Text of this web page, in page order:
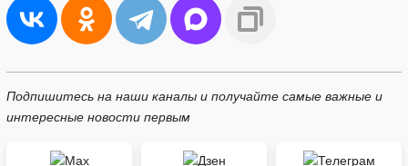
Подпишитесь на наши каналы и получайте самые важные и
интересные новости первым